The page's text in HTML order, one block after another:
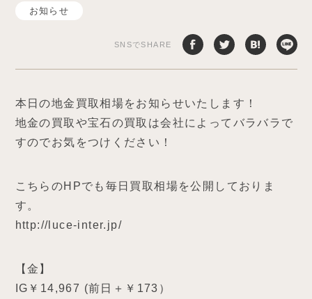
お知らせ
SNSでSHARE
本日の地金買取相場をお知らせいたします！
地金の買取や宝石の買取は会社によってバラバラで
すのでお気をつけください！
こちらのHPでも毎日買取相場を公開しておりま
す。
http://luce-inter.jp/
【金】
IG￥14,967 (前日＋￥173）